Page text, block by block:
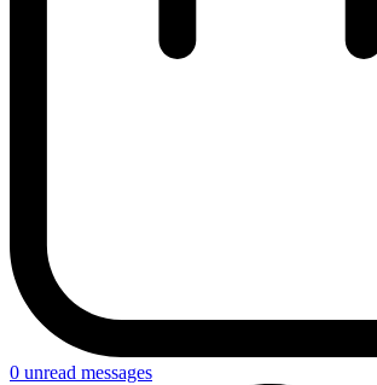
0 unread messages